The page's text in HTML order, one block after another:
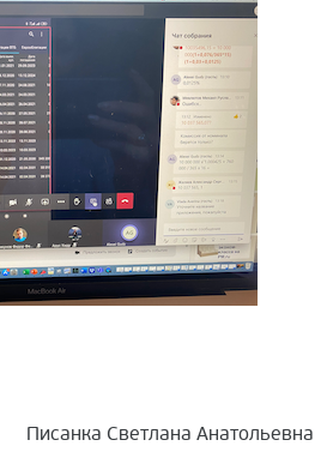
Писанка Светлана Анатольевна